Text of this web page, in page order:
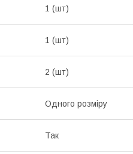
1 (шт)
1 (шт)
2 (шт)
Одного розміру
Так